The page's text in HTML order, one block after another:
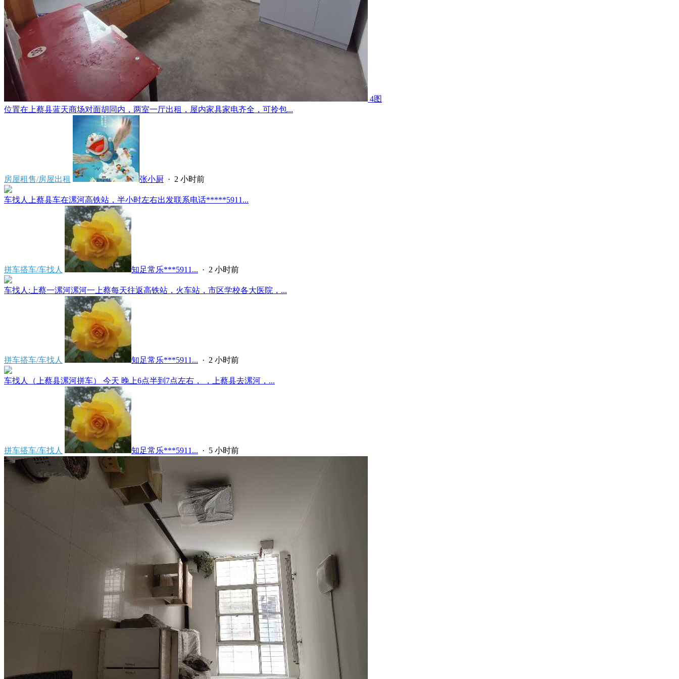
4图
位置在上蔡县蓝天商场对面胡同内，两室一厅出租，屋内家具家电齐全，可拎包...
房屋租售/房屋出租 张小厨 · 2 小时前
车找人上蔡县车在漯河高铁站，半小时左右出发联系电话*****5911...
拼车搭车/车找人 知足常乐***5911... · 2 小时前
车找人:上蔡一漯河漯河一上蔡每天往返高铁站，火车站，市区学校各大医院，...
拼车搭车/车找人 知足常乐***5911... · 2 小时前
车找人（上蔡县漯河拼车） 今天 晚上6点半到7点左右， ，上蔡县去漯河，...
拼车搭车/车找人 知足常乐***5911... · 5 小时前